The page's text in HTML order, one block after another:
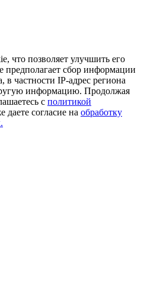
что позволяет улучшить его
предполагает сбор информации
в частности IP-адрес региона
информацию. Продолжая
с политикой
даете согласие на обработку